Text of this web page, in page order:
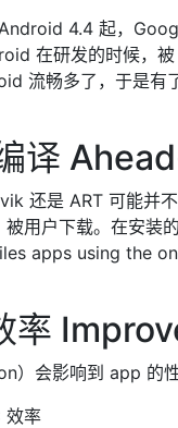
4.4 起，
在研发的时候，
流畅多了，于是有
译
还是 ART 可能并
用户下载。在安装
apps using the
率
会影响到 app 的
效率